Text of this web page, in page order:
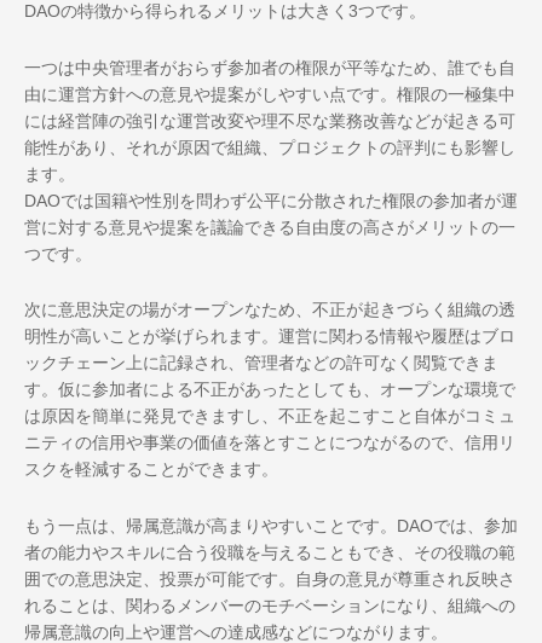
DAOの特徴から得られるメリットは大きく3つです。
一つは中央管理者がおらず参加者の権限が平等なため、誰でも自
由に運営方針への意見や提案がしやすい点です。権限の一極集中
には経営陣の強引な運営改変や理不尽な業務改善などが起きる可
能性があり、それが原因で組織、プロジェクトの評判にも影響し
ます。
DAOでは国籍や性別を問わず公平に分散された権限の参加者が運
営に対する意見や提案を議論できる自由度の高さがメリットの一
つです。
次に意思決定の場がオープンなため、不正が起きづらく組織の透
明性が高いことが挙げられます。運営に関わる情報や履歴はブロ
ックチェーン上に記録され、管理者などの許可なく閲覧できま
す。仮に参加者による不正があったとしても、オープンな環境で
は原因を簡単に発見できますし、不正を起こすこと自体がコミュ
ニティの信用や事業の価値を落とすことにつながるので、信用リ
スクを軽減することができます。
もう一点は、帰属意識が高まりやすいことです。DAOでは、参加
者の能力やスキルに合う役職を与えることもでき、その役職の範
囲での意思決定、投票が可能です。自身の意見が尊重され反映さ
れることは、関わるメンバーのモチベーションになり、組織への
帰属意識の向上や運営への達成感などにつながります。